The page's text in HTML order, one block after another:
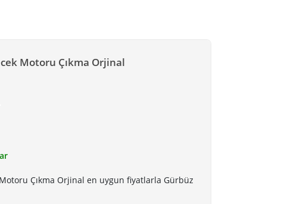
Motoru Çıkma Orjinal
Çıkma Orjinal en uygun fiyatlarla Gürbüz